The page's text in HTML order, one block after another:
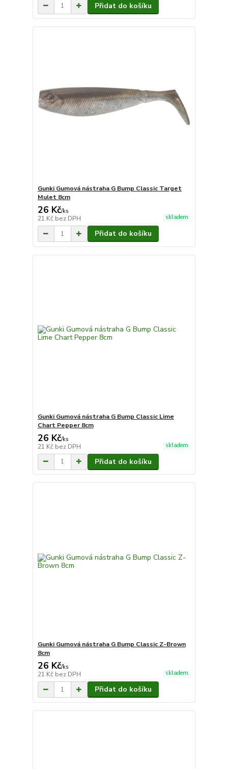
Přidat do košíku
Gunki Gumová nástraha G Bump Classic Target
Mulet 8cm
26 Kč/ks
21 Kč bez DPH skladem
Přidat do košíku
Gunki Gumová nástraha G Bump Classic Lime
Chart Pepper 8cm
26 Kč/ks
21 Kč bez DPH skladem
Přidat do košíku
Gunki Gumová nástraha G Bump Classic Z-Brown
8cm
26 Kč/ks
21 Kč bez DPH skladem
Přidat do košíku